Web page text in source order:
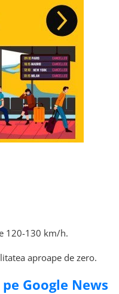
120-130 km/h.
aproape de zero.
Google News